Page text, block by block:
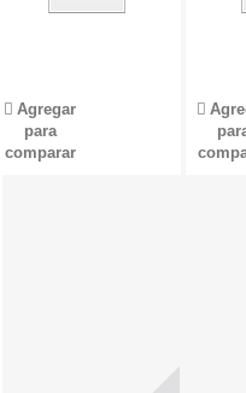
Agregar
para
comparar